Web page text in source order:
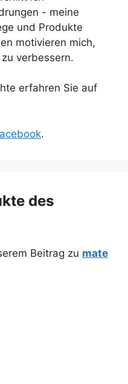
- meine
und Produkte
motivieren mich,
verbessern.
erfahren Sie auf
.
des
Beitrag zu mate